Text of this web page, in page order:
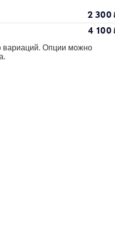
2 300
4 100
вариаций. Опции можно